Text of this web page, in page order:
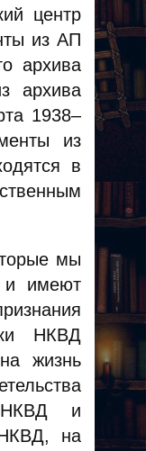
центр
из АП
архива
архива
1938–
из
в
мы
и имеют
НКВД
жизнь
НКВД и
на